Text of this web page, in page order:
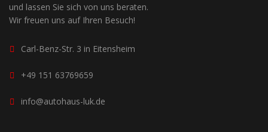
und lassen Sie sich von uns beraten.
Wir freuen uns auf Ihren Besuch!
Carl-Benz-Str. 3 in Eitensheim
+49 151 63769659
info@autohaus-luk.de